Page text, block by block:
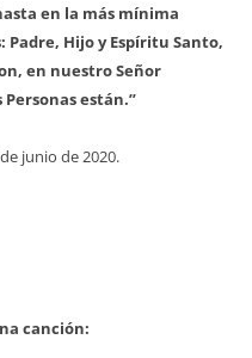
en la más mínima
Hijo y Espíritu Santo,
en nuestro Señor
están.”
junio de 2020.
canción: